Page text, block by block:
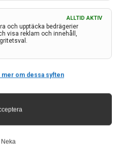
och upptäcka bedrägerier
visa reklam och innehåll,
ALLTID AKTIV
mer om dessa syften
Neka